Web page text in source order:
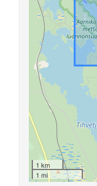
1 km
1 mi